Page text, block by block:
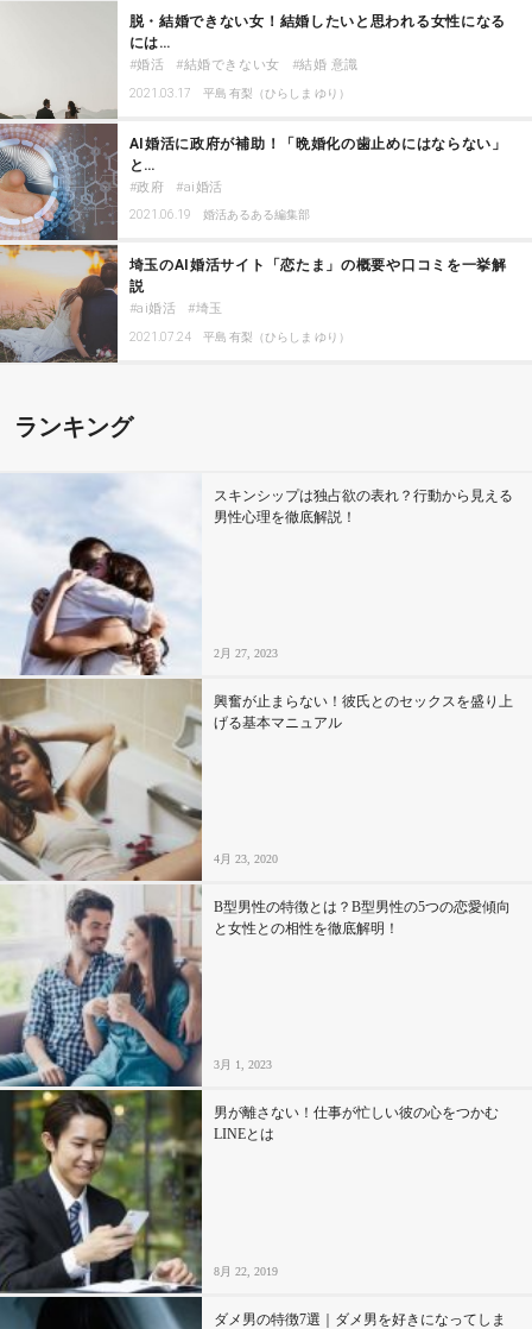
脱・結婚できない女！結婚したいと思われる女性になる
には…
婚活 結婚できない女 結婚 意識
2021.03.17 平島 有梨（ひらしま ゆり）
AI婚活に政府が補助！「晩婚化の歯止めにはならない」
と…
政府 ai婚活
2021.06.19 婚活あるある編集部
埼玉のAI婚活サイト「恋たま」の概要や口コミを一挙解
説
ai婚活 埼玉
2021.07.24 平島 有梨（ひらしま ゆり）
ランキング
スキンシップは独占欲の表れ？行動から見える
男性心理を徹底解説！
2月 27, 2023
興奮が止まらない！彼氏とのセックスを盛り上
げる基本マニュアル
4月 23, 2020
B型男性の特徴とは？B型男性の5つの恋愛傾向
と女性との相性を徹底解明！
3月 1, 2023
男が離さない！仕事が忙しい彼の心をつかむ
LINEとは
8月 22, 2019
ダメ男の特徴7選｜ダメ男を好きになってしま